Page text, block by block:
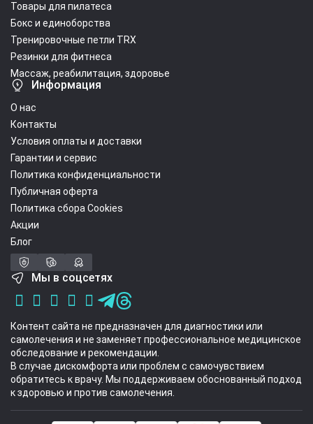
Товары для пилатеса
Бокс и единоборства
Тренировочные петли TRX
Резинки для фитнеса
Массаж, реабилитация, здоровье
Информация
О нас
Контакты
Условия оплаты и доставки
Гарантии и сервис
Политика конфиденциальности
Публичная оферта
Политика сбора Cookies
Акции
Блог
Мы в соцсетях
Контент сайта не предназначен для диагностики или
самолечения и не заменяет профессиональное медицинское
обследование и рекомендации.
В случае дискомфорта или проблем с самочувствием
обратитесь к врачу. Мы поддерживаем обоснованный подход
к здоровью и против самолечения.